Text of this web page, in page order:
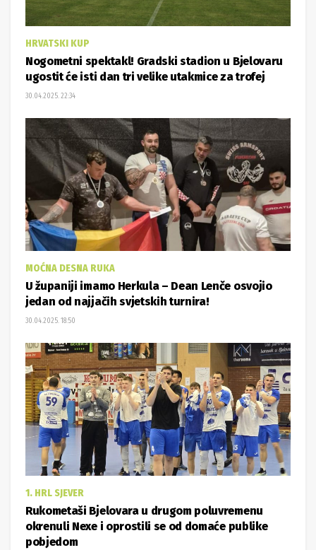
HRVATSKI KUP
Nogometni spektakl! Gradski stadion u Bjelovaru
ugostit će isti dan tri velike utakmice za trofej
30.04.2025. 22:34
MOĆNA DESNA RUKA
U županiji imamo Herkula – Dean Lenče osvojio
jedan od najjačih svjetskih turnira!
30.04.2025. 18:50
1. HRL SJEVER
Rukometaši Bjelovara u drugom poluvremenu
okrenuli Nexe i oprostili se od domaće publike
pobjedom